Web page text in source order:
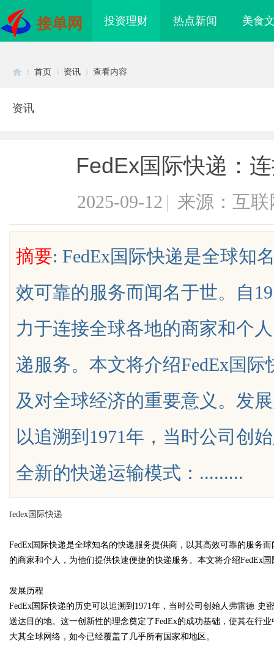
接单网 投资理财 热点新闻 美食
uz
首页 资讯 查看内容
资讯
FedEx国际快递：
2025-09-12 | 来源：互联
摘要: FedEx国际快递是全球知
效可靠的服务而闻名于世。自
力于连接全球各地的商家和个
递服务。本文将介绍FedEx国
及对全球经济的重要意义。发
以追溯到1971年，当时公司创
全新的快递运输模式：.........
fedex国际快递
FedEx国际快递是全球知名的快递服务提供商，以其高效可靠的服务
的商家和个人，为他们提供快速便捷的快递服务。本文将介绍FedEx
发展历程
FedEx国际快递的历史可以追溯到1971年，当时公司创始人弗雷德·
送达目的地。这一创新性的理念奠定了FedEx的成功基础，使其在行
大其全球网络，如今已经覆盖了几乎所有国家和地区。